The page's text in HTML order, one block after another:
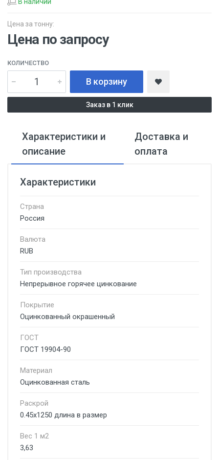
Цена за тонну:
Цена по запросу
КОЛИЧЕСТВО
В корзину
Заказ в 1 клик
Характеристики и
описание
Доставка и
оплата
Характеристики
Страна
Россия
Валюта
RUB
Тип производства
Непрерывное горячее цинкование
Покрытие
Оцинкованный окрашенный
ГОСТ
ГОСТ 19904-90
Материал
Оцинкованная сталь
Раскрой
0.45х1250 длина в размер
Вес 1 м2
3,63